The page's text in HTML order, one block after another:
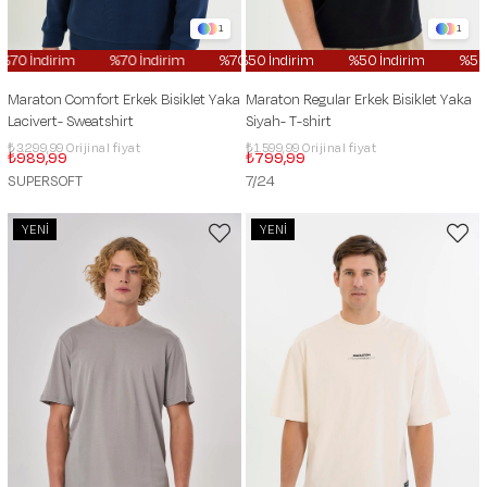
1
İndirim %70 İndirim %70 İndirim %70 İndirim
%70
Maraton Comfort Erkek Bisiklet Yaka
Lacivert- Sweatshirt
₺989,99
₺3.299,99
SUPERSOFT
1
%50 İndirim %50 İndirim
%50
Maraton Regular Erkek Bisiklet Yaka
Siyah- T-shirt
₺799,99
₺1.599,99
7/24
YENI
YENI